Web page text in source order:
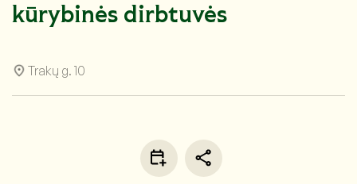
kūrybinės dirbtuvės
Trakų g. 10